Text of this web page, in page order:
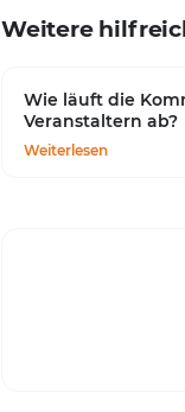
Weitere
Wie läuft die
Veranstaltern ab?
Weiterlesen